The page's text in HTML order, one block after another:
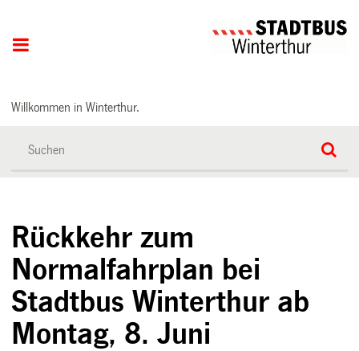
Willkommen in Winterthur.
Rückkehr zum
Normalfahrplan bei
Stadtbus Winterthur ab
Montag, 8. Juni